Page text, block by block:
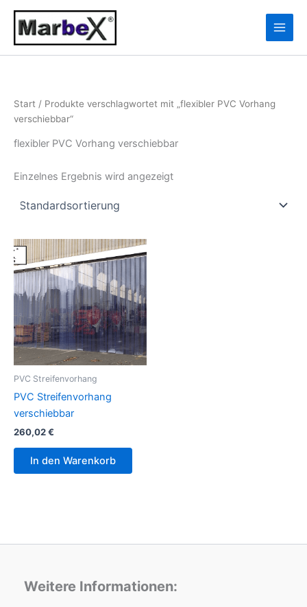
Zum
Inhalt
springen
Start / Produkte verschlagwortet mit „flexibler PVC Vorhang
verschiebbar“
flexibler PVC Vorhang verschiebbar
Einzelnes Ergebnis wird angezeigt
PVC Streifenvorhang
PVC Streifenvorhang
verschiebbar
260,02€
In den Warenkorb
Weitere Informationen: